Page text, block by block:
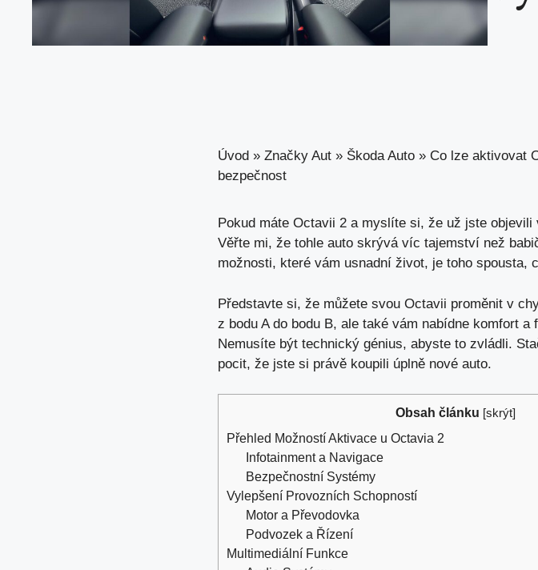
Úvod » Značky Aut » Škoda Auto » Co lze aktivovat
bezpečnost
Pokud máte Octavii 2 a myslíte si, že už jste
Věřte mi, že tohle auto skrývá víc tajemství než
možnosti, které vám usnadní život, je toho spousta,
Představte si, že můžete svou Octavii proměnit v
z bodu A do bodu B, ale také vám nabídne komfort a
Nemusíte být technický génius, abyste to zvládli.
pocit, že jste si právě koupili úplně nové auto.
Obsah článku [skrýt]
Přehled Možností Aktivace u Octavia 2
Infotainment a Navigace
Bezpečnostní Systémy
Vylepšení Provozních Schopností
Motor a Převodovka
Podvozek a Řízení
Multimediální Funkce